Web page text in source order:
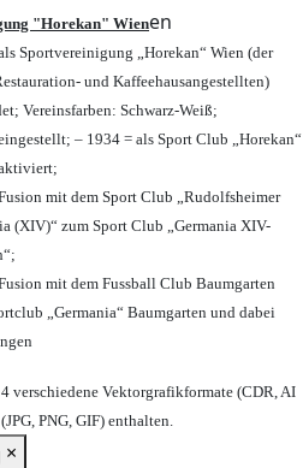
"Horekan" Wienen
Sportvereinigung „Horekan“ Wien (der
und Kaffeehausangestellten)
Vereinsfarben: Schwarz-Weiß;
– 1934 = als Sport Club „Horekan“
mit dem Sport Club „Rudolfsheimer
(XIV)“ zum Sport Club „Germania XIV-
mit dem Fussball Club Baumgarten
„Germania“ Baumgarten und dabei
verschiedene Vektorgrafikformate (CDR, AI
PNG, GIF) enthalten.
×